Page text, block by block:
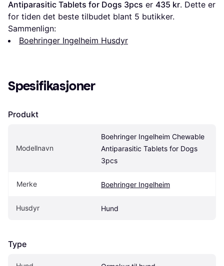
Antiparasitic Tablets for Dogs 3pcs er 435 kr. Dette er
for tiden det beste tilbudet blant 5 butikker.
Sammenlign:
Boehringer Ingelheim Husdyr
Spesifikasjoner
Produkt
Modellnavn
Boehringer Ingelheim Chewable
Antiparasitic Tablets for Dogs
3pcs
Merke Boehringer Ingelheim
Husdyr Hund
Type